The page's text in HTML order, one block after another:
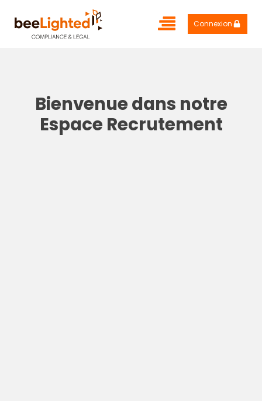
Connexion
Bienvenue dans notre
Espace Recrutement